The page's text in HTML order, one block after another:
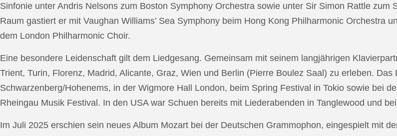
Sinfonie unter Andris Nelsons zum Boston Symphony Orchestra sowie unter Sir Simon Rattle
Raum gastiert er mit Vaughan Williams’ Sea Symphony beim Hong Kong Philharmonic Orchestra
dem London Philharmonic Choir.
Eine besondere Leidenschaft gilt dem Liedgesang. Gemeinsam mit seinem langjährigen
Trient, Turin, Florenz, Madrid, Alicante, Graz, Wien und Berlin (Pierre Boulez Saal) zu erleben.
Schwarzenberg/Hohenems, in der Wigmore Hall London, beim Spring Festival in Tokio sowie bei
Rheingau Musik Festival. In den USA war Schuen bereits mit Liederabenden in Tanglewood und
Im Juli 2025 erschien sein neues Album Mozart bei der Deutschen Grammophon, eingespielt mit